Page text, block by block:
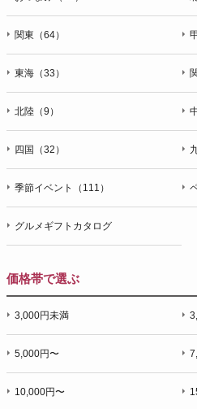
関東（64）
東海（33）
北陸（9）
四国（32）
季節イベント（111）
グルメギフトカタログ
価格帯で選ぶ
3,000円未満
5,000円〜
10,000円〜